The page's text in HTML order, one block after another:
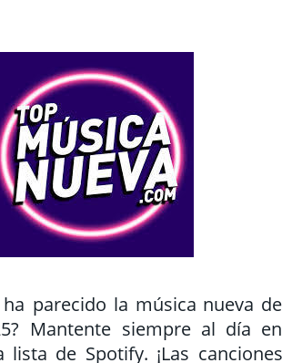
ha parecido la música nueva
Mantente siempre al día
lista de Spotify. ¡Las